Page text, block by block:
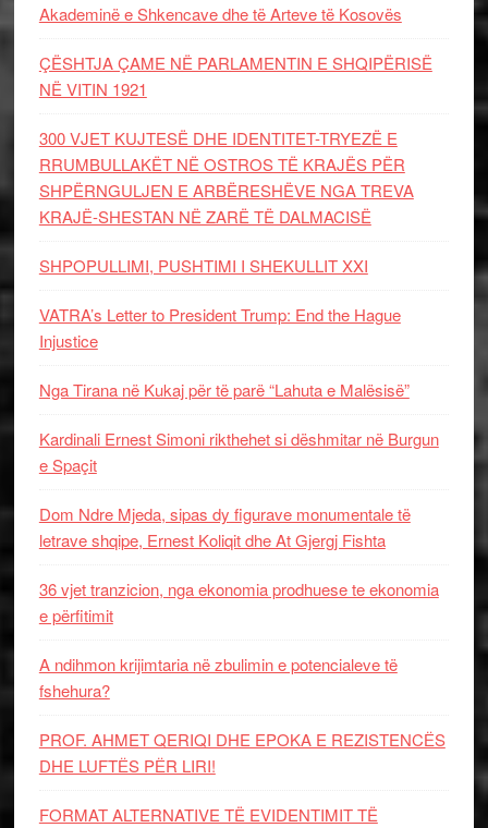
Akademinë e Shkencave dhe të Arteve të Kosovës
ÇËSHTJA ÇAME NË PARLAMENTIN E SHQIPËRISË
NË VITIN 1921
300 VJET KUJTESË DHE IDENTITET-TRYEZË E
RRUMBULLAKËT NË OSTROS TË KRAJËS PËR
SHPËRNGULJEN E ARBËRESHËVE NGA TREVA
KRAJË-SHESTAN NË ZARË TË DALMACISË
SHPOPULLIMI, PUSHTIMI I SHEKULLIT XXI
VATRA’s Letter to President Trump: End the Hague
Injustice
Nga Tirana në Kukaj për të parë “Lahuta e Malësisë”
Kardinali Ernest Simoni rikthehet si dëshmitar në Burgun
e Spaçit
Dom Ndre Mjeda, sipas dy figurave monumentale të
letrave shqipe, Ernest Koliqit dhe At Gjergj Fishta
36 vjet tranzicion, nga ekonomia prodhuese te ekonomia
e përfitimit
A ndihmon krijimtaria në zbulimin e potencialeve të
fshehura?
PROF. AHMET QERIQI DHE EPOKA E REZISTENCЁS
DHE LUFTЁS PЁR LIRI!
FORMAT ALTERNATIVE TË EVIDENTIMIT TË